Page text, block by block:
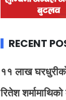
RECENT
११ लाख
रितेश